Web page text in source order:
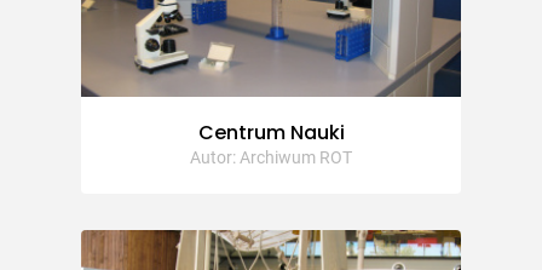
Centrum Nauki
Autor: Archiwum ROT